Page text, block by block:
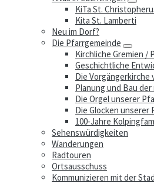
KiTa St.
Kita St. Lamberti
Neu im Dorf?
Die Pfarrgemeinde
Kirchliche Gremien /
Geschichtliche
Die Vorgängerkirche
Planung und Bau
Die Orgel unserer
Die Glocken unserer
100-Jahre
Sehenswürdigkeiten
Wanderungen
Radtouren
Ortsausschuss
Kommunizieren mit der